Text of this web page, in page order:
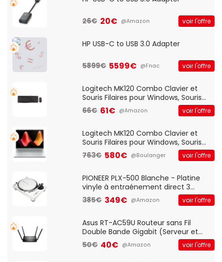
26€ 20€ @Amazon voir l'offre
HP USB-C to USB 3.0 Adapter
5899€ 5599€ @Fnac voir l'offre
Logitech MK120 Combo Clavier et
Souris Filaires pour Windows, Souris
Optique Filaire, Connexion USB Plug
And Play, Confortable, Taille
QWERTY UK - Noir
66€ 61€ @Amazon voir l'offre
Logitech MK120 Combo Clavier et
Souris Filaires pour Windows, Souris
Optique Filaire, Connexion USB Plug
And Play, Confortable, Taille
QWERTY UK - Noir
763€ 580€ @Boulanger voir l'offre
PIONEER PLX-500 Blanche - Platine
vinyle à entraénement direct 3
vitesses (33-45-78 trs/min) avec
pre-ampli intégré et port USB
385€ 349€ @Amazon voir l'offre
Asus RT-AC59U Routeur sans Fil
Double Bande Gigabit (Serveur et
Client VPN, Triple Vlan, Mode Point
d'accès et Bridge, contrôle Parental,
50€ 40€ @Amazon voir l'offre